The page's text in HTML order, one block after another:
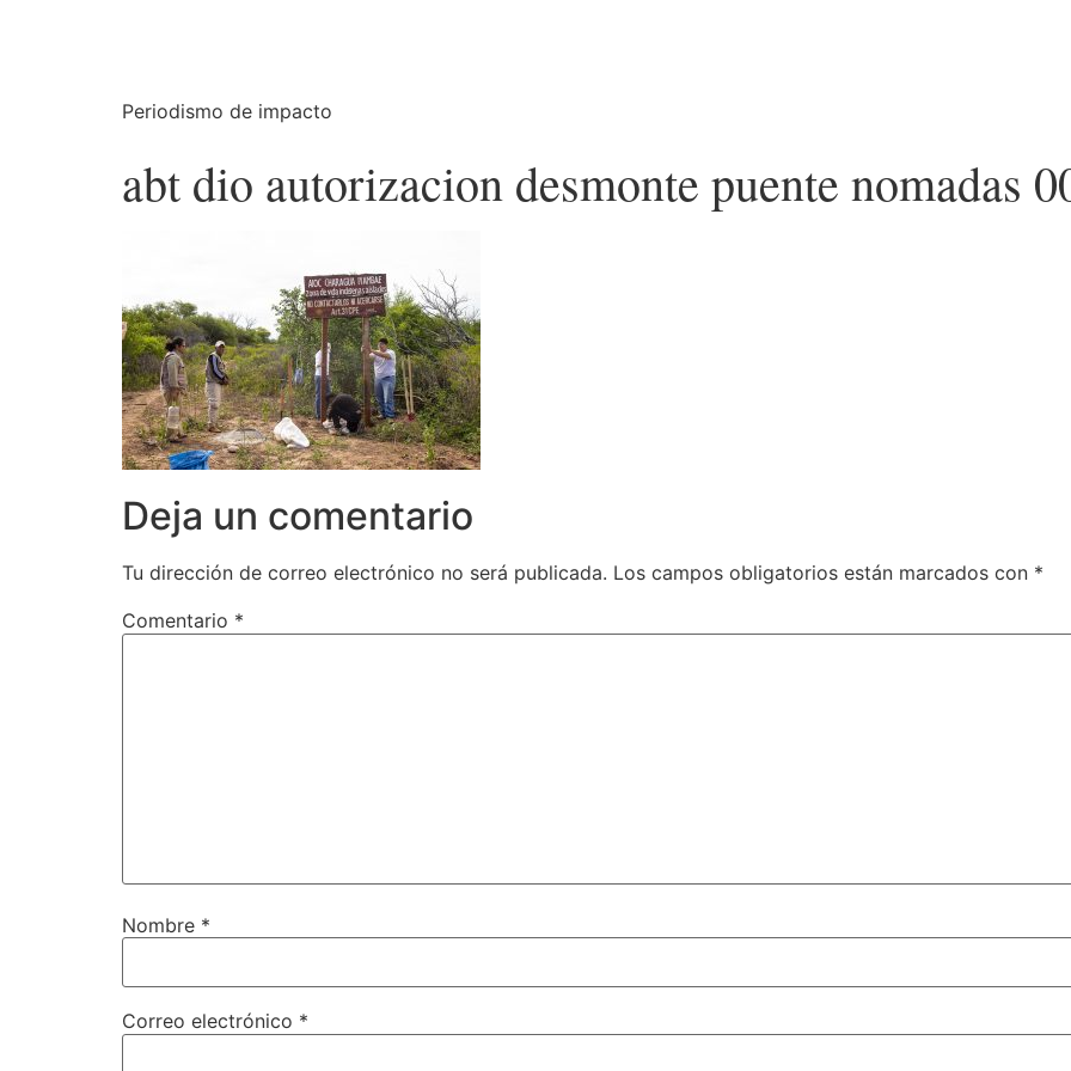
Periodismo de impacto
abt dio autorizacion desmonte puente nomadas
Deja un comentario
Tu dirección de correo electrónico no será publicada. Los campos obligatorios están marcados con *
Comentario *
Nombre *
Correo electrónico *